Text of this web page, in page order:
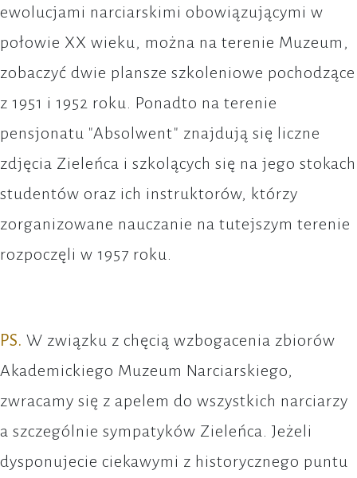
ewolucjami narciarskimi obowiązującymi w
połowie XX wieku, można na terenie Muzeum,
zobaczyć dwie plansze szkoleniowe pochodzące
z 1951 i 1952 roku. Ponadto na terenie
pensjonatu "Absolwent" znajdują się liczne
zdjęcia Zieleńca i szkolących się na jego stokach
studentów oraz ich instruktorów, którzy
zorganizowane nauczanie na tutejszym terenie
rozpoczęli w 1957 roku.
PS. W związku z chęcią wzbogacenia zbiorów
Akademickiego Muzeum Narciarskiego,
zwracamy się z apelem do wszystkich narciarzy
a szczególnie sympatyków Zieleńca. Jeżeli
dysponujecie ciekawymi z historycznego puntu